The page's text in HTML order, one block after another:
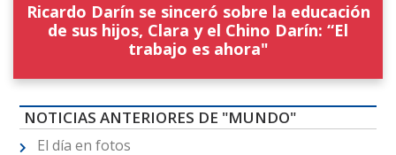
Ricardo Darín se sinceró sobre la educación
de sus hijos, Clara y el Chino Darín: “El
trabajo es ahora"
NOTICIAS ANTERIORES DE "MUNDO"
El día en fotos